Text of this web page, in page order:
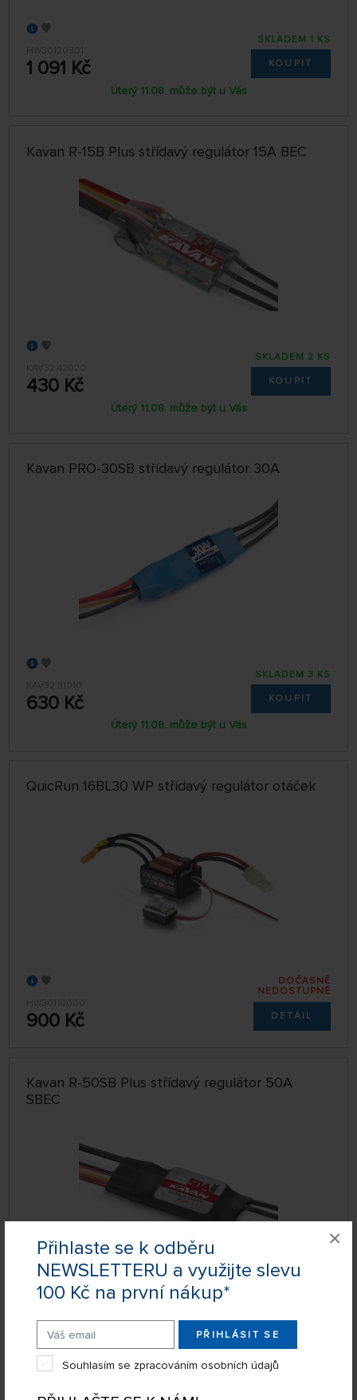
Přihlaste se k odběru
NEWSLETTERU a využijte slevu
100 Kč na první nákup*
PŘIHLÁSIT SE
Souhlasím se zpracováním osobních údajů
×
HW30120301
1 091 Kč
SKLADEM 1 KS
KOUPIT
Úterý 11.08. může být u Vás
Kavan R-15B Plus střídavý regulátor 15A BEC
KAV32.42020
430 Kč
SKLADEM 2 KS
KOUPIT
Úterý 11.08. může být u Vás
Kavan PRO-30SB střídavý regulátor 30A
KAV32.31010
630 Kč
SKLADEM 3 KS
KOUPIT
Úterý 11.08. může být u Vás
QuicRun 16BL30 WP střídavý regulátor otáček
HW30110000
900 Kč
DOČASNĚ
NEDOSTUPNÉ
DETAIL
Kavan R-50SB Plus střídavý regulátor 50A
SBEC
750 Kč KOUPIT